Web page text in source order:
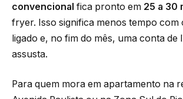
convencional fica pronto em 25 a 30
fryer. Isso significa menos tempo com
ligado e, no fim do mês, uma conta de
assusta.
Para quem mora em apartamento na